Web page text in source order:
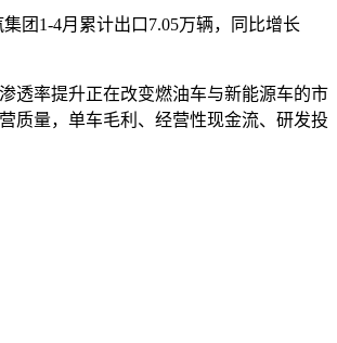
团1-4月累计出口7.05万辆，同比增长
透率提升正在改变燃油车与新能源车的市
质量，单车毛利、经营性现金流、研发投